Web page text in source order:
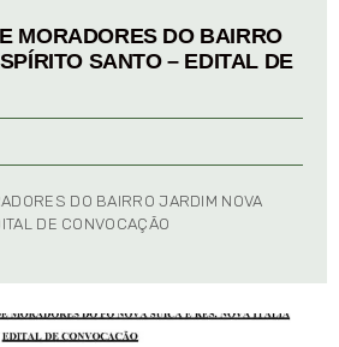
MORADORES DO BAIRRO
SANTO – EDITAL DE
DO BAIRRO JARDIM NOVA
DE CONVOCAÇÃO